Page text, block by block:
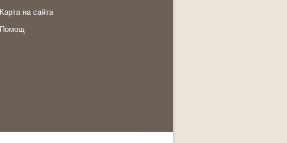
Карта на сайта
Помощ